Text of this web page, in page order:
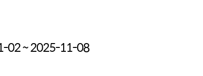
02 ~ 2025-11-08